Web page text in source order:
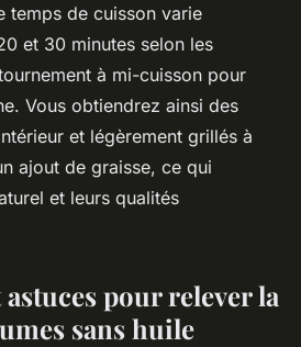
temps de cuisson varie
et 30 minutes selon les
à mi-cuisson pour
Vous obtiendrez ainsi des
et légèrement grillés à
ajout de graisse, ce qui
et leurs qualités
pour relever la
sans huile